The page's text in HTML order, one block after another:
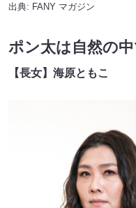
出典: FANY マガジン
ポン太は自然の
【長女】海原ともこ